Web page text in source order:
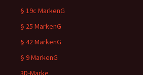
§ 19c MarkenG
§ 25 MarkenG
§ 42 MarkenG
§ 9 MarkenG
3D-Marke